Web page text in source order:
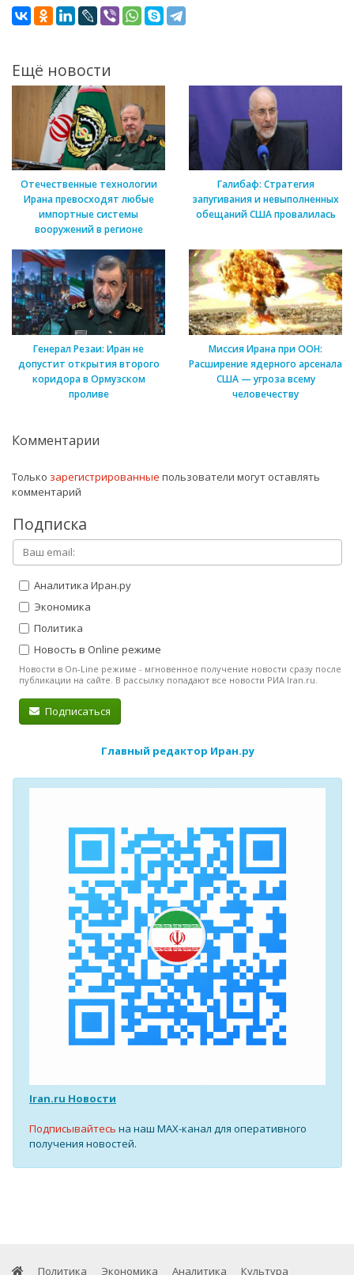
Ещё новости
Отечественные технологии
Ирана превосходят любые
импортные системы
вооружений в регионе
Галибаф: Стратегия
запугивания и невыполненных
обещаний США провалилась
Генерал Резаи: Иран не
допустит открытия второго
коридора в Ормузском
проливе
Миссия Ирана при ООН:
Расширение ядерного арсенала
США — угроза всему
человечеству
Комментарии
Только зарегистрированные пользователи могут оставлять
комментарий
Подписка
Аналитика Иран.ру
Экономика
Политика
Новость в Online режиме
Новости в On-Line режиме - мгновенное получение новости сразу после
публикации на сайте. В рассылку попадают все новости РИА Iran.ru.
Подписаться
Главный редактор Иран.ру
Iran.ru Новости
Подписывайтесь на наш MAX-канал для оперативного
получения новостей.
Политика Экономика Аналитика Культура